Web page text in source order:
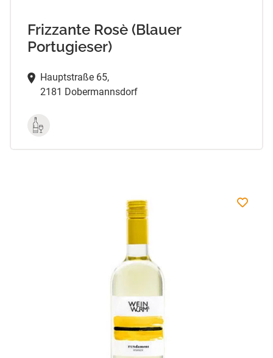
Frizzante Rosè (Blauer
Portugieser)
Hauptstraße 65,
2181 Dobermannsdorf